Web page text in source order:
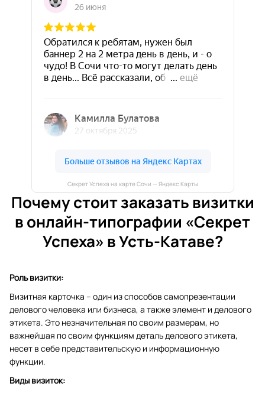
Секрет Успеха на карте Сочи — Яндекс Карты
Почему стоит заказать визитки
в онлайн-типографии «Секрет
Успеха» в Усть-Катаве?
Роль визитки:
Визитная карточка – один из способов самопрезентации
делового человека или бизнеса, а также элемент и делового
этикета. Это незначительная по своим размерам, но
важнейшая по своим функциям деталь делового этикета,
несет в себе представительскую и информационную
функции.
Виды визиток: